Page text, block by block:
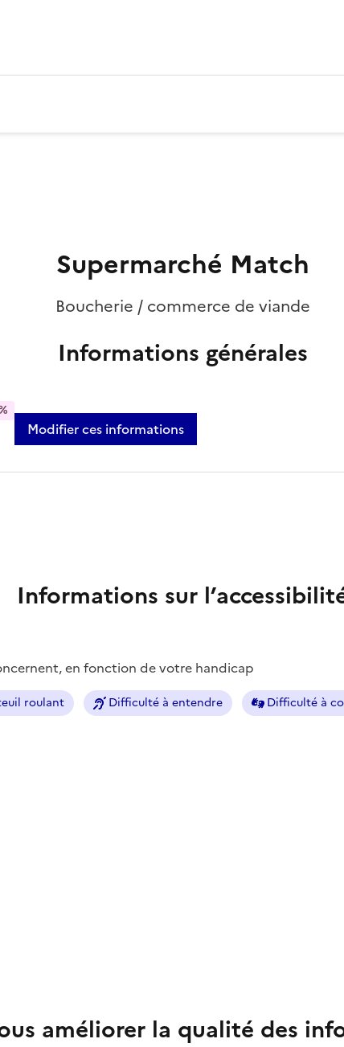
Supermarché Match
Boucherie / commerce de viande
Informations générales
Modifier ces informations
Informations sur
en fonction de votre handicap
roulant Difficulté à entendre Difficulté à
améliorer la qualité des